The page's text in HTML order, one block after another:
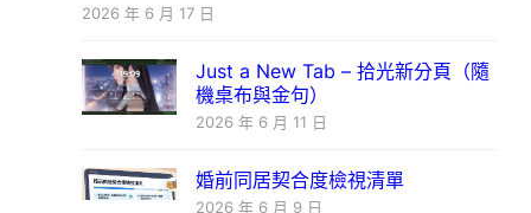
2026 年 6 月 17 日
Just a New Tab – 拾光新分頁（隨
機桌布與金句）
2026 年 6 月 11 日
婚前同居契合度檢視清單
2026 年 6 月 9 日